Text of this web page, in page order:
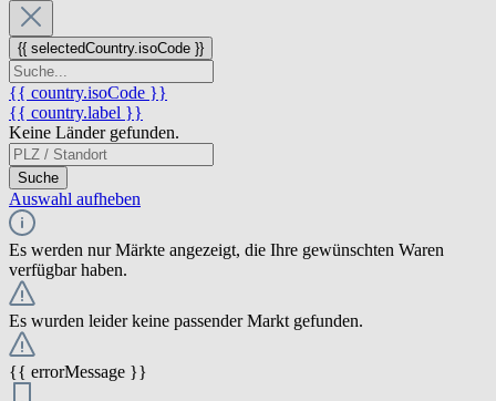
{{ selectedCountry.isoCode }}
{{ country.isoCode }}
{{ country.label }}
Keine Länder gefunden.
Suche
Auswahl aufheben
Es werden nur Märkte angezeigt, die Ihre gewünschten Waren
verfügbar haben.
Es wurden leider keine passender Markt gefunden.
{{ errorMessage }}